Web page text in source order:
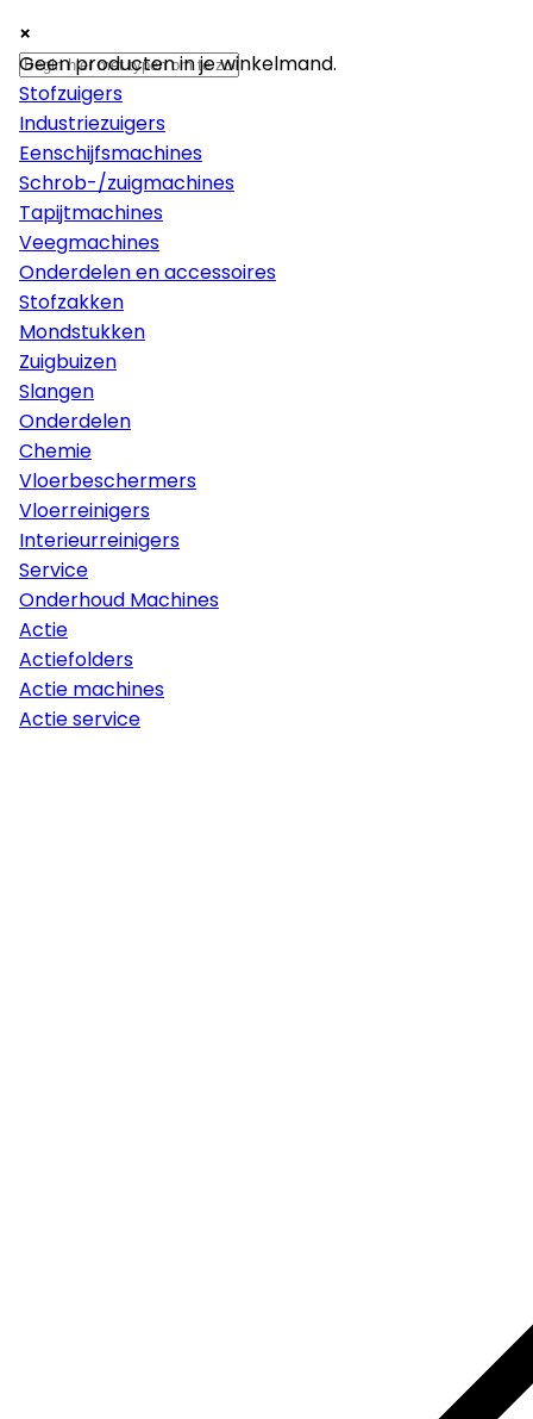
×
Machines
Stofzuigers
Industriezuigers
Eenschijfsmachines
Schrob-/zuigmachines
Tapijtmachines
Veegmachines
Onderdelen en accessoires
Stofzakken
Mondstukken
Zuigbuizen
Slangen
Onderdelen
Chemie
Vloerbeschermers
Vloerreinigers
Interieurreinigers
Service
Onderhoud Machines
Actie
Actiefolders
Actie machines
Actie service
×
×
Geen producten in je winkelmand.